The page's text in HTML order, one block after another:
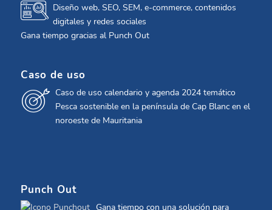
Diseño web, SEO, SEM, e-commerce, contenidos
digitales y redes sociales
Gana tiempo gracias al Punch Out
Caso de uso
Caso de uso calendario y agenda 2024 temático
Pesca sostenible en la península de Cap Blanc en el
noroeste de Mauritania
Punch Out
Gana tiempo con una solución para